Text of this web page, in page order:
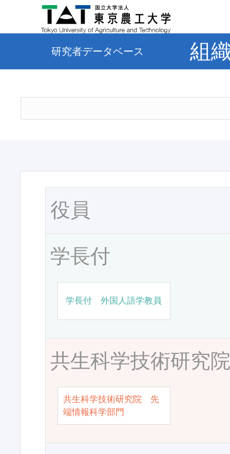
研究者データベース 組
役員
学長付
学長付 外国人語学教員
共生科学技術研究
共生科学技術研究院 先
端情報科学部門